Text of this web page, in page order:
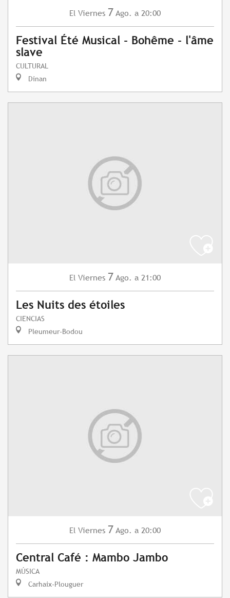
El Viernes 7 Ago. a 20:00
Festival Été Musical - Bohême - l'âme
slave
CULTURAL
Dinan
El Viernes 7 Ago. a 21:00
Les Nuits des étoiles
CIENCIAS
Pleumeur-Bodou
El Viernes 7 Ago. a 20:00
Central Café : Mambo Jambo
MÚSICA
Carhaix-Plouguer